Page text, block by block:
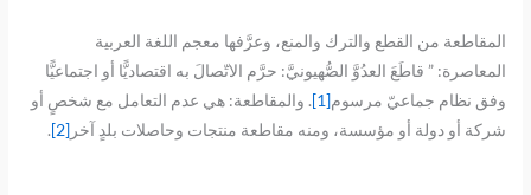
المقاطعة من القطع والترك والمنع، وعرَّفها معجم اللغة العربية
المعاصرة: ” قاطَعَ العدُوَّ الصُّهيونيَّ: حرَّم الاتّصالَ به اقتصاديًّا أو اجتماعيًّا
وفق نظام جماعيّ مرسوم[1]
. والمقاطعة: هي عدم التعامل مع شخصٍ أو
شركة أو دولة أو مؤسسة، ومنه مقاطعة منتجات وحاصلات بلدٍ آخر[2]
.